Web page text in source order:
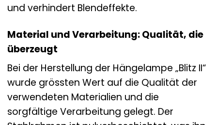
und verhindert Blendeffekte.
Material und Verarbeitung: Qualität, die
überzeugt
Bei der Herstellung der Hängelampe „Blitz II“
wurde grössten Wert auf die Qualität der
verwendeten Materialien und die
sorgfältige Verarbeitung gelegt. Der